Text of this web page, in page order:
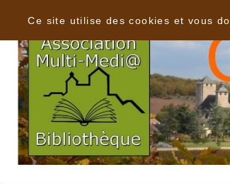
Ce site utilise des cookies et vous